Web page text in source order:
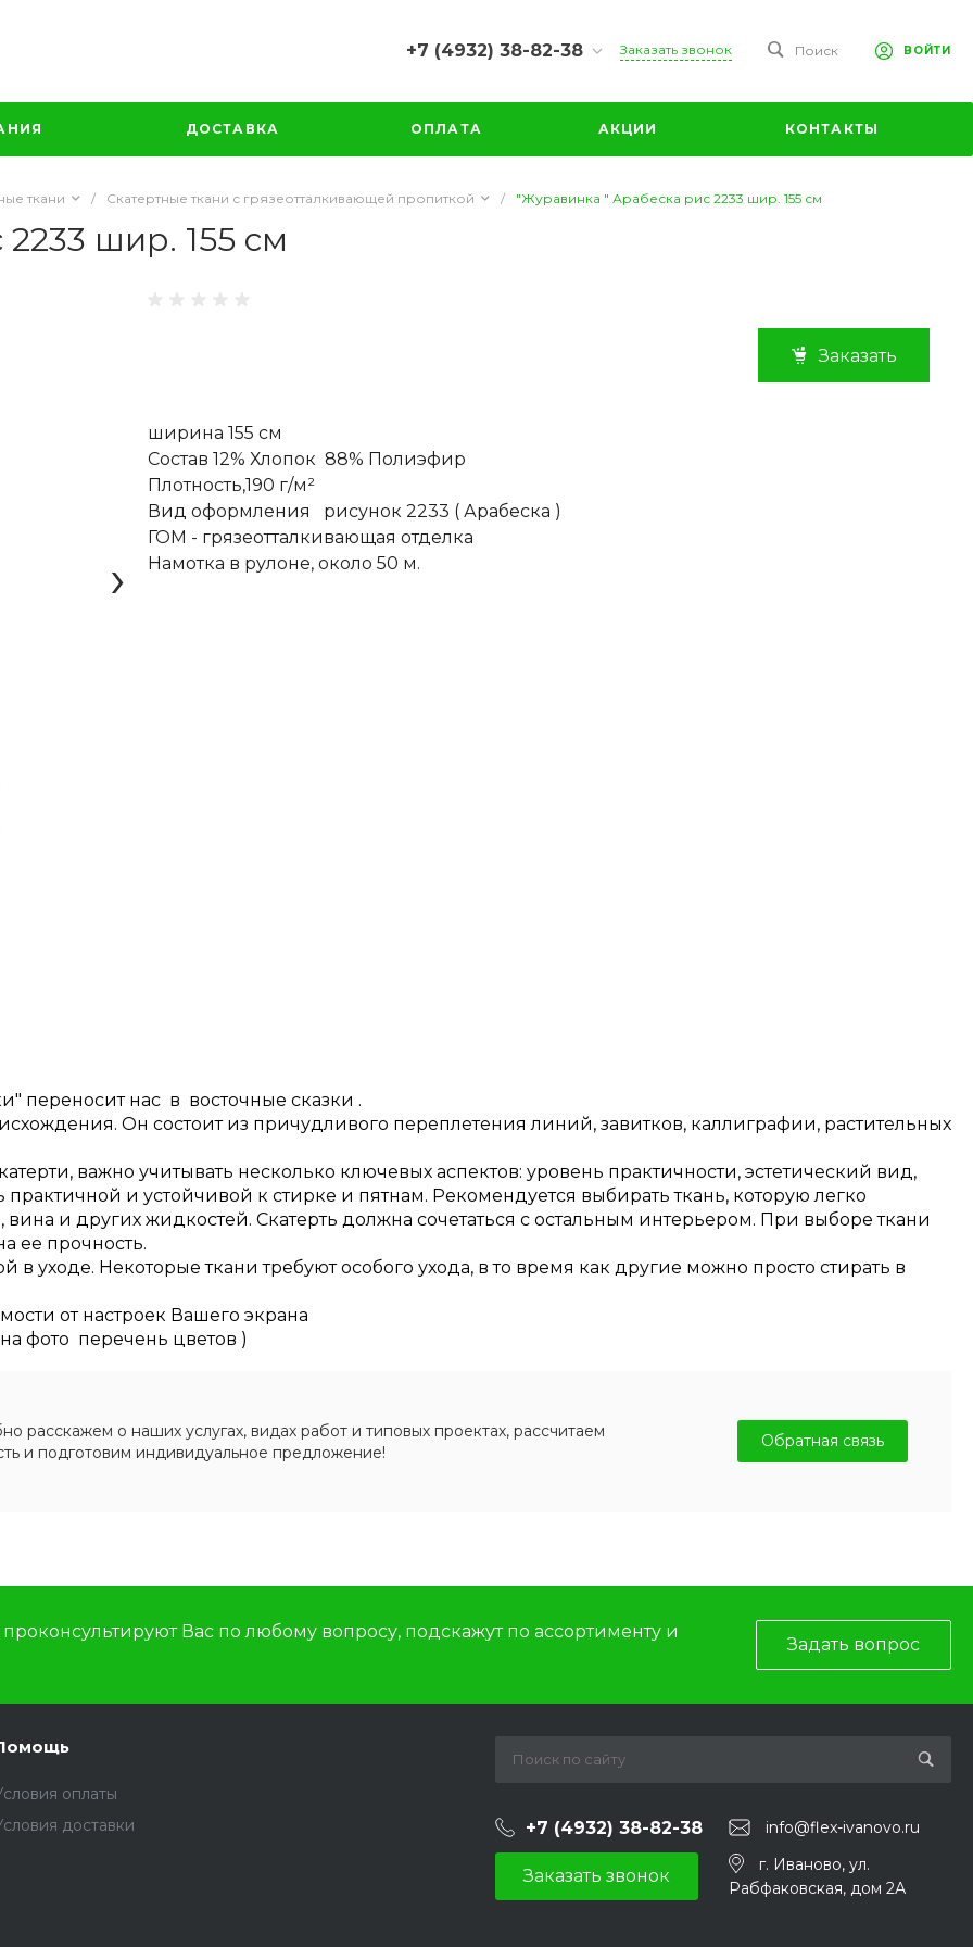
+7 (4932) 38-82-38
+7 (4932) 38-82-38
г. Иваново, ул.
Cб-Вс: Выходной
Заказать звонок Поиск ВОЙТИ
ДОСТАВКА ОПЛАТА АКЦИИ КОНТАКТЫ
ткани / Скатертные ткани с грязеотталкивающей пропиткой / "Журавинка " Арабеска рис 2233 шир. 155 см
шир. 155 см
›
Заказать
ширина 155 см
Состав 12% Хлопок 88% Полиэфир
Плотность,190 г/м²
Вид оформления рисунок 2233 ( Арабеска )
ГОМ - грязеотталкивающая отделка
Намотка в рулоне, около 50 м.
переносит нас в восточные сказки .
Он состоит из причудливого переплетения линий, завитков, каллиграфии, растительных
важно учитывать несколько ключевых аспектов: уровень практичности, эстетический вид,
практичной и устойчивой к стирке и пятнам. Рекомендуется выбирать ткань, которую легко
и других жидкостей. Скатерть должна сочетаться с остальным интерьером. При выборе ткани
ее прочность.
в уходе. Некоторые ткани требуют особого ухода, в то время как другие можно просто стирать в
от настроек Вашего экрана
фото перечень цветов )
расскажем о наших услугах, видах работ и типовых проектах, рассчитаем
и подготовим индивидуальное предложение!
Обратная связь
Вас по любому вопросу, подскажут по ассортименту и
Задать вопрос
оплаты
доставки
+7 (4932) 38-82-38 info@flex-ivanovo.ru
Заказать звонок
г. Иваново, ул.
Рабфаковская, дом 2А